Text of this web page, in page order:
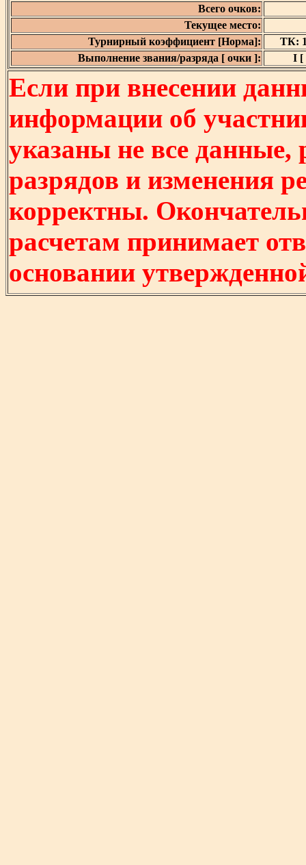
Всего очков:
Текущее место:
Турнирный коэффициент [Норма]:
ТК:
Выполнение звания/разряда [ очки ]:
I [
Если при внесении
информации об
указаны не все
разрядов и изменения
корректны.
расчетам принимает
основании